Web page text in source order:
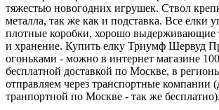
тяжестью новогодних игрушек. Ствол
металла, так же как и подставка. Все елки
плотные коробки, хорошо выдерживающие
и хранение. Купить елку Триумф Шервуд
огоньками - можно в интернет магазине
бесплатной доставкой по Москве, в
отправляем через транспортные компании
транпортной по Москве - так же бесплатно).